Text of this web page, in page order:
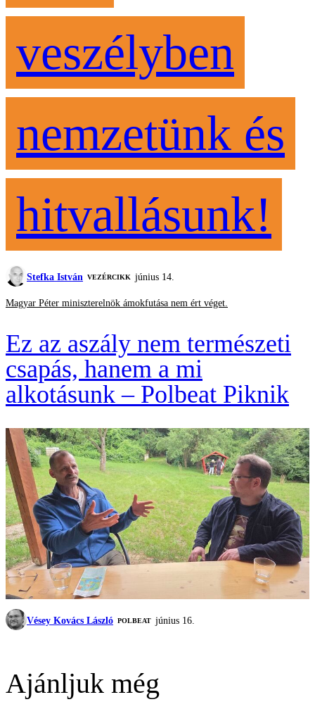
veszélyben
nemzetünk és
hitvallásunk!
Stefka István VEZÉRCIKK június 14.
Magyar Péter miniszterelnök ámokfutása nem ért véget.
Ez az aszály nem természeti
csapás, hanem a mi
alkotásunk – Polbeat Piknik
Vésey Kovács László ‎POLBEAT június 16.
Ajánljuk még